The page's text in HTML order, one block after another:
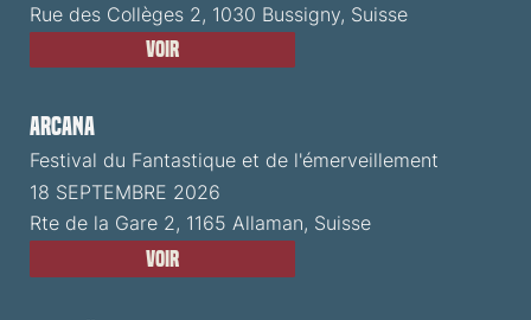
Rue des Collèges 2, 1030 Bussigny, Suisse
Voir
ARCANA
Festival du Fantastique et de l'émerveillement
18 SEPTEMBRE 2026
Rte de la Gare 2, 1165 Allaman, Suisse
Voir